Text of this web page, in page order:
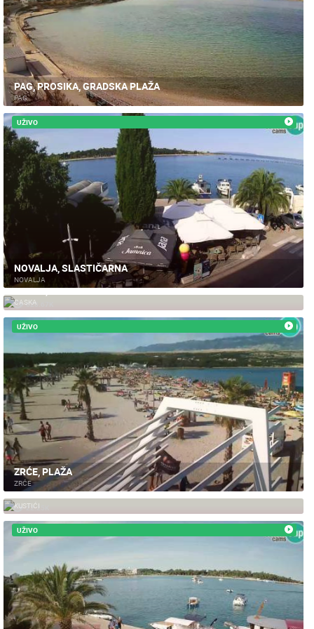
TRANSPORT I PROMET
ZNAMENITOSTI SVJETSKA BAŠTINA SPORT
PAG, PROSIKA, GRADSKA PLAŽA
PAG
UŽIVO
NOVALJA, SLASTIČARNA
NOVALJA
620.67K
CASKA, PAG
CASKA
UŽIVO
ZRĆE, PLAŽA
ZRĆE
22.25K
KUSTIĆI - PAG
KUSTIĆI
UŽIVO